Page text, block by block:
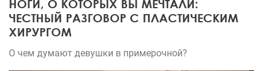
НОГИ, О КОТОРЫХ ВЫ МЕЧТАЛИ:
ЧЕСТНЫЙ РАЗГОВОР С ПЛАСТИЧЕСКИМ
ХИРУРГОМ
О чем думают девушки в примерочной?